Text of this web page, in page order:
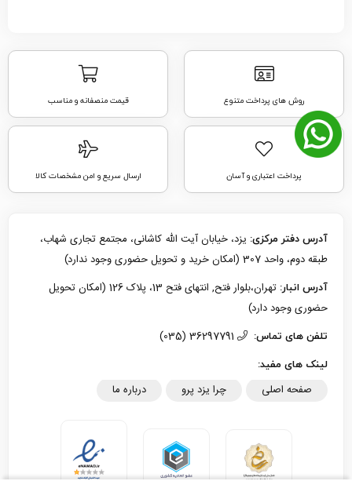
روش های پرداخت متنوع قیمت منصفانه و مناسب
پرداخت اعتباری و آسان ارسال سریع و امن مشخصات کالا
آدرس دفتر مرکزی: یزد، خیابان آیت الله کاشانی، مجتمع تجاری شهاب،
طبقه دوم، واحد 307 (امکان خرید و تحویل حضوری وجود ندارد)
آدرس انبار:
تهران،بلوار فتح, انتهای فتح 13، پلاک 126 (امکان تحویل
حضوری وجود دارد)
تلفن های تماس:
لینک های مفید:
صفحه اصلی چرا یزد پرو درباره ما